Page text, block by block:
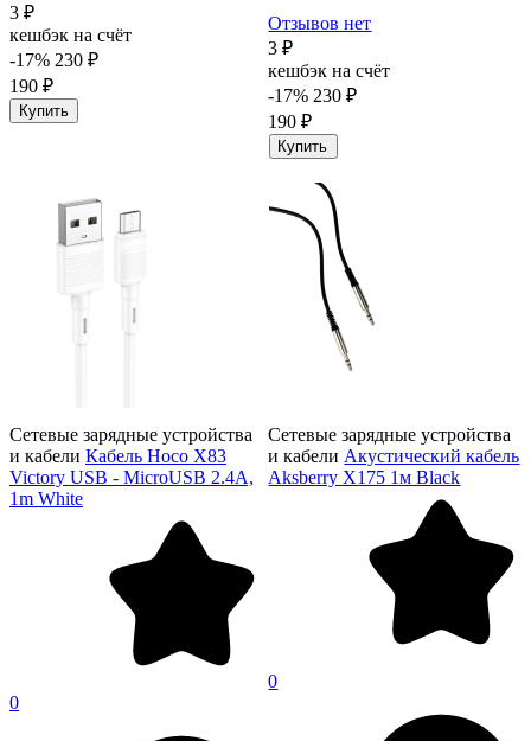
3 ₽
кешбэк на счёт
-17% 230 ₽
190 ₽
Купить
Отзывов нет
3 ₽
кешбэк на счёт
-17% 230 ₽
190 ₽
Купить
Сетевые зарядные устройства
и кабели Кабель Hoco X83
Victory USB - MicroUSB 2.4A,
1m White
0
Сетевые зарядные устройства
и кабели Акустический кабель
Aksberry X175 1м Black
0